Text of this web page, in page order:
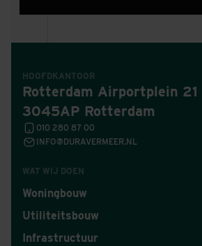
WAT WIJ DOEN
Woningbouw
Utiliteitsbouw
Infrastructuur
HOOFDKANTOOR
Rotterdam Airportplein 21
3045AP Rotterdam
010 280 87 00
INFO@DURAVERMEER.NL